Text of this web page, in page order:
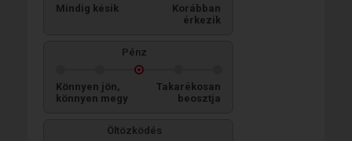
Mindig késik
Korábban
érkezik
Pénz
Könnyen jön,
könnyen megy
Takarékosan
beosztja
Öltözködés